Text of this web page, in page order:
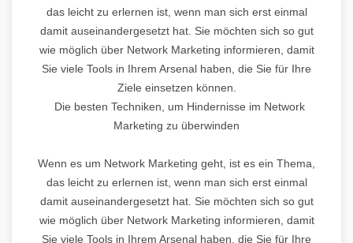
das leicht zu erlernen ist, wenn man sich erst einmal
damit auseinandergesetzt hat. Sie möchten sich so gut
wie möglich über Network Marketing informieren, damit
Sie viele Tools in Ihrem Arsenal haben, die Sie für Ihre
Ziele einsetzen können.
Die besten Techniken, um Hindernisse im Network
Marketing zu überwinden
Wenn es um Network Marketing geht, ist es ein Thema,
das leicht zu erlernen ist, wenn man sich erst einmal
damit auseinandergesetzt hat. Sie möchten sich so gut
wie möglich über Network Marketing informieren, damit
Sie viele Tools in Ihrem Arsenal haben, die Sie für Ihre